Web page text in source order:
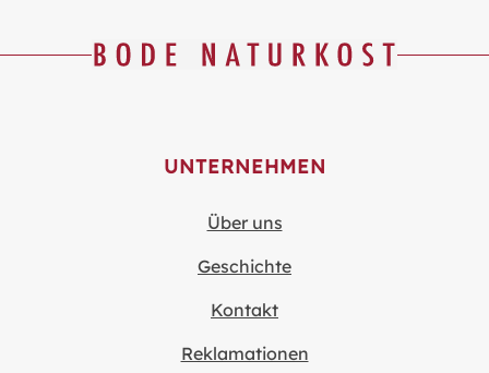
UNTERNEHMEN
Über uns
Geschichte
Kontakt
Reklamationen